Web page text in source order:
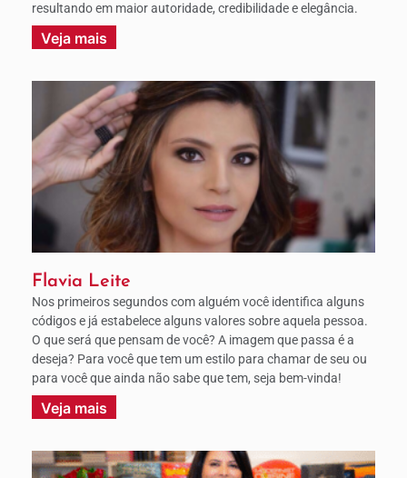
resultando em maior autoridade, credibilidade e elegância.
Veja mais
Flavia Leite
Nos primeiros segundos com alguém você identifica alguns
códigos e já estabelece alguns valores sobre aquela pessoa.
O que será que pensam de você? A imagem que passa é a
deseja? Para você que tem um estilo para chamar de seu ou
para você que ainda não sabe que tem, seja bem-vinda!
Veja mais